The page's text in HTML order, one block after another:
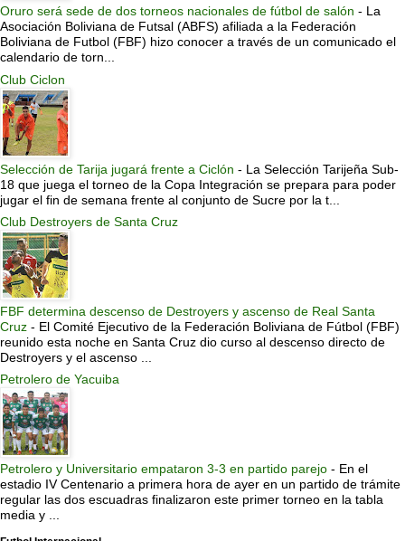
Oruro será sede de dos torneos nacionales de fútbol de salón - La
Asociación Boliviana de Futsal (ABFS) afiliada a la Federación
Boliviana de Futbol (FBF) hizo conocer a través de un comunicado el
calendario de torn...
Club Ciclon
Selección de Tarija jugará frente a Ciclón - La Selección Tarijeña Sub-
18 que juega el torneo de la Copa Integración se prepara para poder
jugar el fin de semana frente al conjunto de Sucre por la t...
Club Destroyers de Santa Cruz
FBF determina descenso de Destroyers y ascenso de Real Santa
Cruz - El Comité Ejecutivo de la Federación Boliviana de Fútbol (FBF)
reunido esta noche en Santa Cruz dio curso al descenso directo de
Destroyers y el ascenso ...
Petrolero de Yacuiba
Petrolero y Universitario empataron 3-3 en partido parejo - En el
estadio IV Centenario a primera hora de ayer en un partido de trámite
regular las dos escuadras finalizaron este primer torneo en la tabla
media y ...